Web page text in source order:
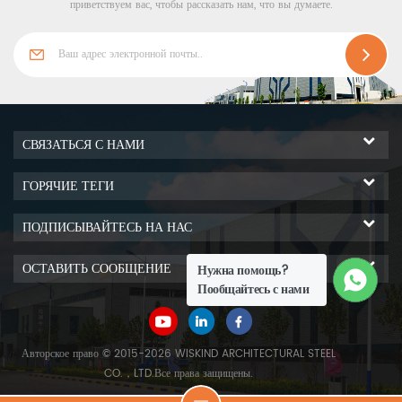
характеристиками и в настоящее
время является всеми
теплоизоляционными
среди них самая низкая
только отличными
теплоизоляционными
характеристиками, но также
имеет хорошие показатели
морозостойкости и
звукопоглощения. Так что это
очень подходит для
использования в теплице.
приветствуем вас, чтобы рассказать нам, что вы думаете.
Нужна помощь?
Пообщайтесь с нами
СВЯЗАТЬСЯ С НАМИ
ГОРЯЧИЕ ТЕГИ
ПОДПИСЫВАЙТЕСЬ НА НАС
ОСТАВИТЬ СООБЩЕНИЕ
Авторское право © 2015-2026 WISKIND ARCHITECTURAL STEEL
CO.，LTD.Все права защищены.